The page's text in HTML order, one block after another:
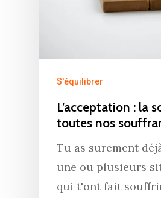
S'équilibrer
L’acceptation : la
toutes nos
Tu as surement
une ou plusieurs
qui t'ont fait